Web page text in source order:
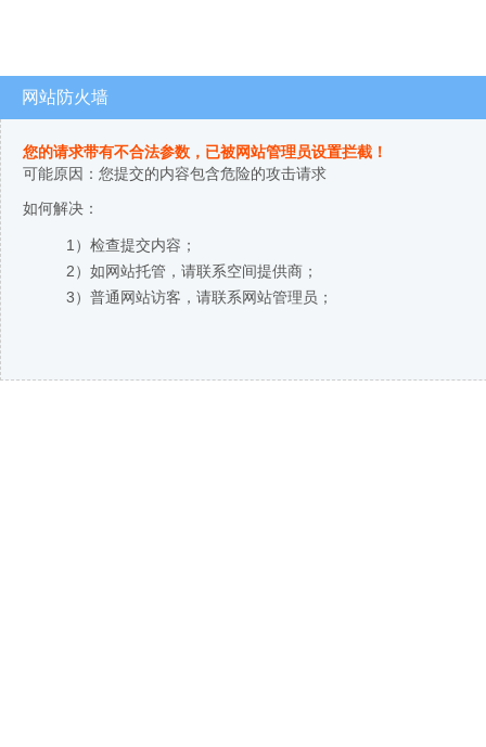
网站防火墙
您的请求带有不合法参数，已被网站管理员设置拦截！
可能原因：您提交的内容包含危险的攻击请求
如何解决：
1）检查提交内容；
2）如网站托管，请联系空间提供商；
3）普通网站访客，请联系网站管理员；